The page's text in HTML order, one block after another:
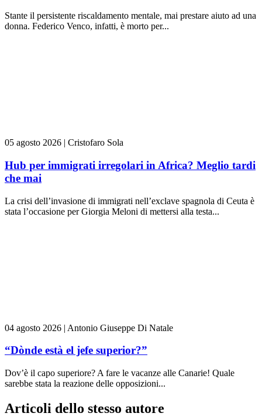
Stante il persistente riscaldamento mentale, mai prestare aiuto ad una
donna. Federico Venco, infatti, è morto per...
05 agosto 2026 | Cristofaro Sola
Hub per immigrati irregolari in Africa? Meglio tardi
che mai
La crisi dell’invasione di immigrati nell’exclave spagnola di Ceuta è
stata l’occasione per Giorgia Meloni di mettersi alla testa...
04 agosto 2026 | Antonio Giuseppe Di Natale
“Dònde està el jefe superior?”
Dov’è il capo superiore? A fare le vacanze alle Canarie! Quale
sarebbe stata la reazione delle opposizioni...
Articoli dello stesso autore